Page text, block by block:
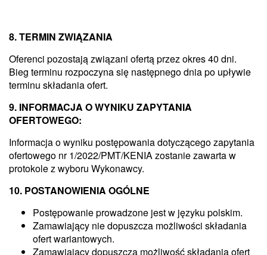
8. TERMIN ZWIĄZANIA
Oferenci pozostają związani ofertą przez okres 40 dni.
Bieg terminu rozpoczyna się następnego dnia po upływie
terminu składania ofert.
9. INFORMACJA O WYNIKU ZAPYTANIA
OFERTOWEGO:
Informacja o wyniku postępowania dotyczącego zapytania
ofertowego nr 1/2022/PMT/KENIA zostanie zawarta w
protokole z wyboru Wykonawcy.
10. POSTANOWIENIA OGÓLNE
Postępowanie prowadzone jest w języku polskim.
Zamawiający nie dopuszcza możliwości składania
ofert wariantowych.
Zamawiający dopuszcza możliwość składania ofert